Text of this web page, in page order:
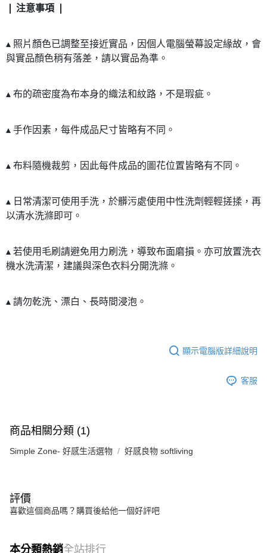
❘ 注意事項 ❘
▴ 照片顏色已調整至接近實品，因個人電腦螢幕設定緣故，會
與實品顏色稍有落差，請以實品為準。
▴ 布的疏密度為布本身的織法和紋路，不是瑕疵。
▴ 手作因素，每件成品尺寸皆略有不同。
▴ 布料隨機裁剪，因此每件成品的圖花位置皆略有不同。
▴ 日常清潔可使用手洗，於髒污處使用中性洗劑輕輕搓揉，再
以清水洗滌即可。
▴ 若使用毛刷請避免用力刷洗，導致布面磨損。亦可放置洗衣
機水洗清潔，建議與深色衣料分開洗滌。
▴ 請勿乾洗、漂白、長時間浸泡。
顯示電腦版詳細說明
客服
商品相關分類 (1)
Simple Zone- 好感生活選物 好感良物 softliving
評價
喜歡這個商品嗎？購買後給他一個好評吧
本分類熱銷全站排行